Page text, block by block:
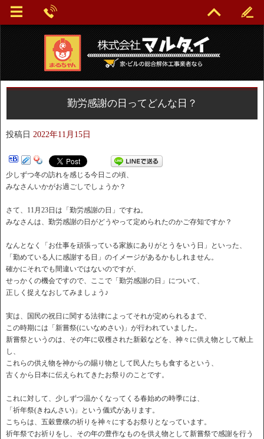
勤労感謝の日ってどんな日？
投稿日 2022年11月15日
少しずつ冬の訪れを感じる今日この頃、
みなさんいかがお過ごしでしょうか？
さて、11月23日は「勤労感謝の日」ですね。
みなさんは、勤労感謝の日がどうやって定められたのかご存知ですか？
なんとなく「お仕事を頑張っている家族にありがとうをいう日」といった、
「勤めている人に感謝する日」のイメージがあるかもしれません。
確かにそれでも間違いではないのですが、
せっかくの機会ですので、ここで「勤労感謝の日」について、
正しく捉えなおしてみましょう♪
実は、国民の祝日に関する法律によってそれが定められるまで、
この時期には「新嘗祭(にいなめさい)」が行われていました。
新嘗祭というのは、その年に収穫された新穀などを、神々に供え物として献上
し、
これらの供え物を神からの賜り物として民人たちも食するという、
古くから日本に伝えられてきたお祭りのことです。
これに対して、少しずつ温かくなってくる春始めの時季には、
「祈年祭(きねんさい)」という儀式があります。
こちらは、五穀豊穣の祈りを神々にするお祭りとなっています。
祈年祭でお祈りをし、その年の豊作なものを供え物として新嘗祭で感謝を行う